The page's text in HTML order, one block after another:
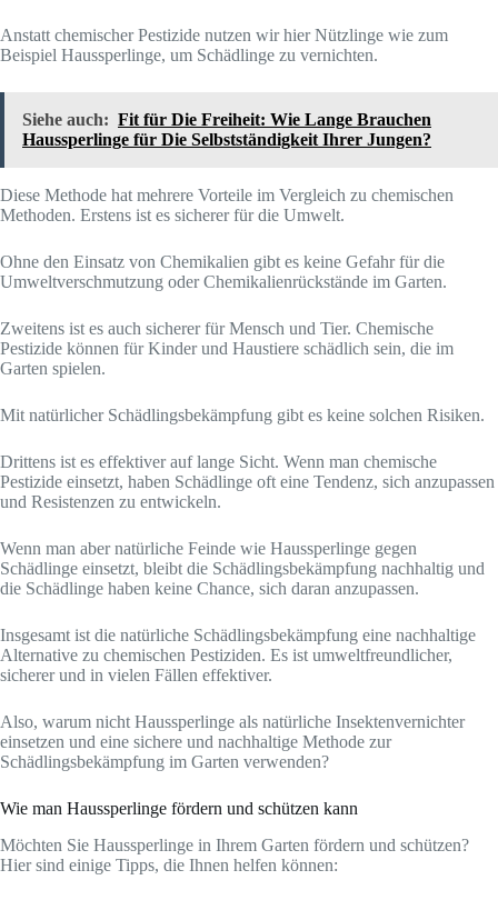
Anstatt chemischer Pestizide nutzen wir hier Nützlinge wie zum
Beispiel Haussperlinge, um Schädlinge zu vernichten.
Siehe auch: Fit für Die Freiheit: Wie Lange Brauchen
Haussperlinge für Die Selbstständigkeit Ihrer Jungen?
Diese Methode hat mehrere Vorteile im Vergleich zu chemischen
Methoden. Erstens ist es sicherer für die Umwelt.
Ohne den Einsatz von Chemikalien gibt es keine Gefahr für die
Umweltverschmutzung oder Chemikalienrückstände im Garten.
Zweitens ist es auch sicherer für Mensch und Tier. Chemische
Pestizide können für Kinder und Haustiere schädlich sein, die im
Garten spielen.
Mit natürlicher Schädlingsbekämpfung gibt es keine solchen Risiken.
Drittens ist es effektiver auf lange Sicht. Wenn man chemische
Pestizide einsetzt, haben Schädlinge oft eine Tendenz, sich anzupassen
und Resistenzen zu entwickeln.
Wenn man aber natürliche Feinde wie Haussperlinge gegen
Schädlinge einsetzt, bleibt die Schädlingsbekämpfung nachhaltig und
die Schädlinge haben keine Chance, sich daran anzupassen.
Insgesamt ist die natürliche Schädlingsbekämpfung eine nachhaltige
Alternative zu chemischen Pestiziden. Es ist umweltfreundlicher,
sicherer und in vielen Fällen effektiver.
Also, warum nicht Haussperlinge als natürliche Insektenvernichter
einsetzen und eine sichere und nachhaltige Methode zur
Schädlingsbekämpfung im Garten verwenden?
Wie man Haussperlinge fördern und schützen kann
Möchten Sie Haussperlinge in Ihrem Garten fördern und schützen?
Hier sind einige Tipps, die Ihnen helfen können: